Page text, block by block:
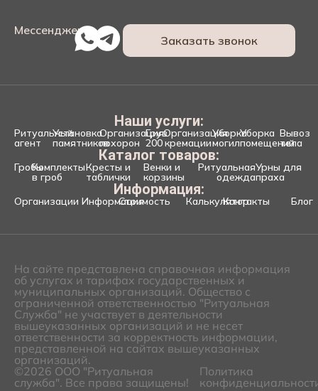
Мессенджеры:
Заказать звонок
Наши услуги:
Ритуальный
агент
Установка
памятников
Организация
похорон
Груз
200
Организация
кремации
Уборка
могил
Уборка
помещений
Вывоз
тела
Каталог товаров:
ГробыКомплекты
в гроб
Кресты и
таблички
Венки и
корзины
Ритуальная
одежда
Урны для
праха
Информация:
Организации ИнформацияСтоимость Калькулятор
Контакты Блог
На сайте представлена справочная информация
об услугах и тарифах государственных и
муниципальных организаций. Общество с
ограниченной ответственностью "Ритуальная
Служба" не участвует в деятельности
вышеуказанных организаций и не несет
ответственности за корректность информации,
представленной на сайтах вышеуказанных
организаций.
©2026 ООО "Ритуальная
служба". Все права защищены!
Политика